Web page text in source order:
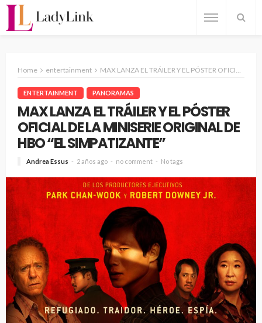
Home entertainment MAX LANZA EL TRÁILER Y EL PÓSTER OFICIAL DE LA MINISERIE ORIGINAL DE HBO “EL SIMPATIZANTE”
ENTERTAINMENT PANORAMAS
MAX LANZA EL TRÁILER Y EL PÓSTER
OFICIAL DE LA MINISERIE ORIGINAL DE
HBO “EL SIMPATIZANTE”
Andrea Essus 2 años ago no comment No tags